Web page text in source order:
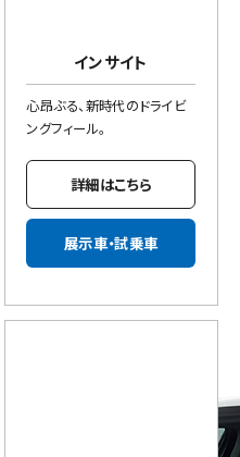
インサイト
心昂ぶる、新時代のドライビ
ングフィール。
詳細はこちら
展示車・試乗車